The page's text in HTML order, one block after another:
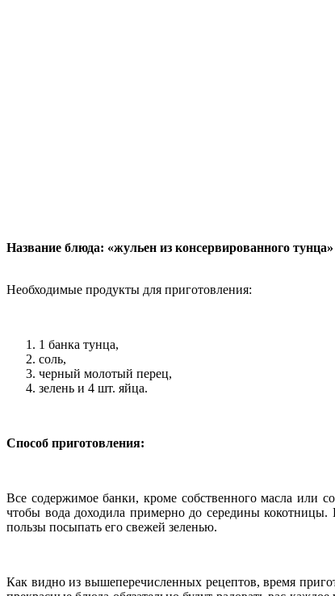
Название блюда: «жульен из консервированного тунца»
Необходимые продукты для приготовления:
1 банка тунца,
соль,
черный молотый перец,
зелень и 4 шт. яйца.
Способ приготовления:
Все содержимое банки, кроме собственного масла или
чтобы вода доходила примерно до середины кокотницы.
пользы посыпать его свежей зеленью.
Как видно из вышеперечисленных рецептов, время